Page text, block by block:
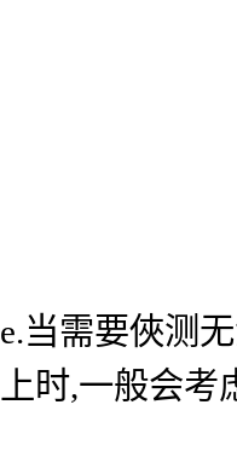
e.当需要俠测
上时,一般会